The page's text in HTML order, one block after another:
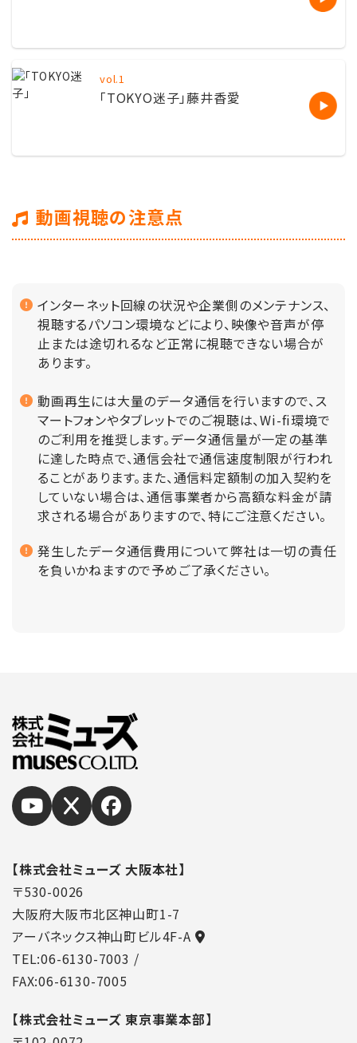
vol.1
「TOKYO迷子」藤井香愛
動画視聴の注意点
インターネット回線の状況や企業側のメンテナンス、
視聴するパソコン環境などにより、映像や音声が停
止または途切れるなど正常に視聴できない場合が
あります。
動画再生には大量のデータ通信を行いますので、ス
マートフォンやタブレットでのご視聴は、Wi-fi環境で
のご利用を推奨します。データ通信量が一定の基準
に達した時点で、通信会社で通信速度制限が行われ
ることがあります。また、通信料定額制の加入契約を
していない場合は、通信事業者から高額な料金が請
求される場合がありますので、特にご注意ください。
発生したデータ通信費用について弊社は一切の責任
を負いかねますので予めご了承ください。
【株式会社ミューズ 大阪本社】
〒530-0026
大阪府大阪市北区神山町1-7
アーバネックス神山町ビル4F-A
TEL:06-6130-7003 /
FAX:06-6130-7005
【株式会社ミューズ 東京事業本部】